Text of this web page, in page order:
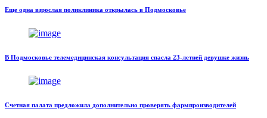
Еще одна взрослая поликлиника открылась в Подмосковье
В Подмосковье телемедицинская консультация спасла 23-летней девушке жизнь
Счетная палата предложила дополнительно проверять фармпроизводителей